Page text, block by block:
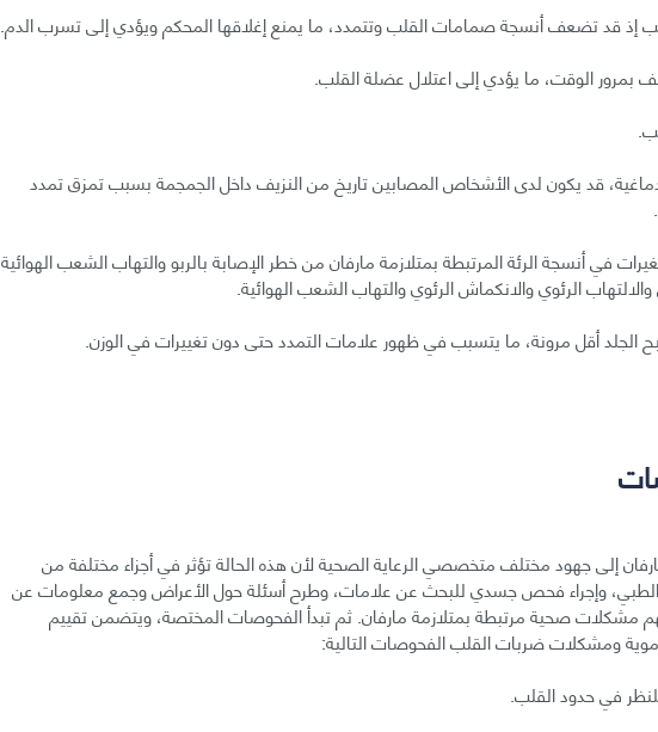
قد تضعف أنسجة صمامات القلب وتتمدد، ما يمنع إغلاقها المحكم ويؤدي إلى تسرب الدم.
الوقت، ما يؤدي إلى اعتلال عضلة القلب.
قد يكون لدى الأشخاص المصابين تاريخ من النزيف داخل الجمجمة بسبب تمزق تمدد
في أنسجة الرئة المرتبطة بمتلازمة مارفان من خطر الإصابة بالربو والتهاب الشعب الهوائية
الرئوي والانكماش الرئوي والتهاب الشعب الهوائية.
الجلد أقل مرونة، ما يتسبب في ظهور علامات التمدد حتى دون تغييرات في الوزن.
إلى جهود مختلف متخصصي الرعاية الصحية لأن هذه الحالة تؤثر في أجزاء مختلفة من
الطبي، وإجراء فحص جسدي للبحث عن علامات، وطرح أسئلة حول الأعراض وجمع معلومات عن
مشكلات صحية مرتبطة بمتلازمة مارفان. ثم تبدأ الفحوصات المختصة، ويتضمن تقييم
ومشكلات ضربات القلب الفحوصات التالية:
في حدود القلب.